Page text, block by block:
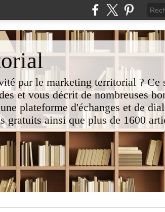
par le marketing territorial ? Ce
et vous décrit de nombreuses
plateforme d'échanges et de
gratuits ainsi que plus de 1600